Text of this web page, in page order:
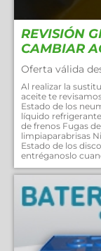
REVISIÓN
CAMBIAR
Oferta válida
Al realizar la
aceite te
Estado de los
líquido
de frenos Fugas
limpiaparabrisas
Estado de los
entréganoslo